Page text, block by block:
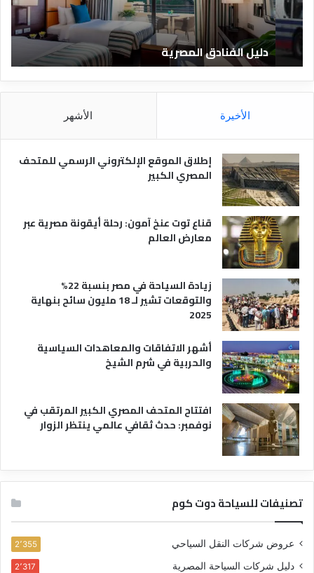
ف
ن
د
ق
ا
ل
ر
ة
دليل الفنادق المصرية
ق
و
الأخيرة الأشهر
إطلاق الموقع الإلكتروني الرسمي للمتحف
المصري الكبير
قناع توت عنخ آمون: رحلة أيقونة مصرية عبر
معارض العالم
زيادة السياحة في مصر بنسبة 22%
والتوقعات تشير لـ 18 مليون سائح بنهاية
2025
أشهر الاتفاقات والمعاهدات السياسية
والحربية في شرم الشيخ
افتتاح المتحف المصري الكبير المرتقب في
نوفمبر: حدث ثقافي عالمي ينتظر الزوار
تصنيفات للسياحة دوت كوم
عروض شركات النقل السياحي 2٬355
دليل شركات السياحة المصرية 2٬317